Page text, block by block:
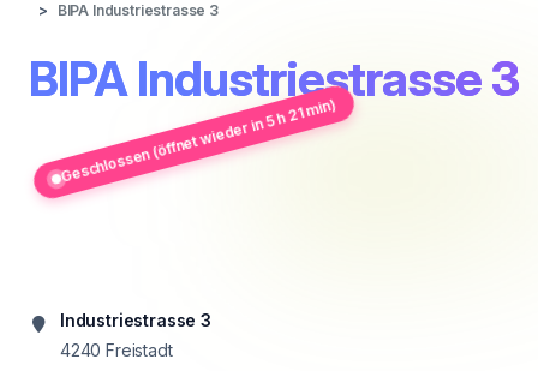
BIPA Industriestrasse 3
BIPA Industriestrasse 3
Geschlossen (öffnet wieder in 5 h 21 min)
Industriestrasse 3
4240 Freistadt